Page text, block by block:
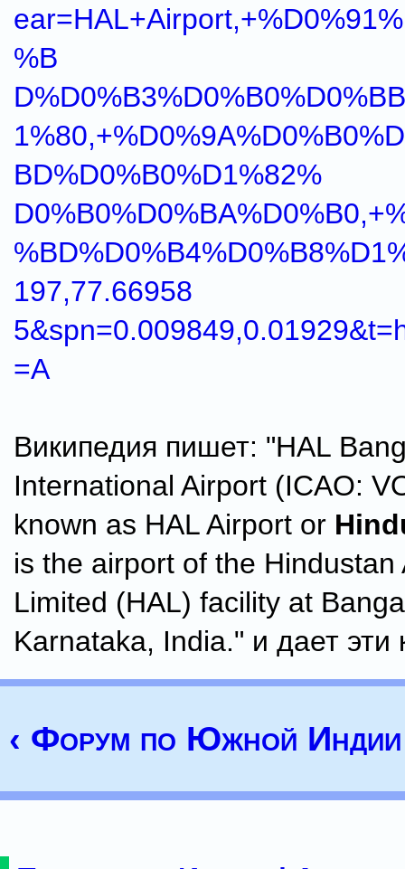
%B
BD%D0%B0%D1%82%
197,77.66958
=A
Википедия пишет: "HAL
International Airport (ICAO:
known as HAL Airport or
is the airport of the Hindustan
Limited (HAL) facility at
Karnataka, India." и дает эти
‹ Форум по Южной